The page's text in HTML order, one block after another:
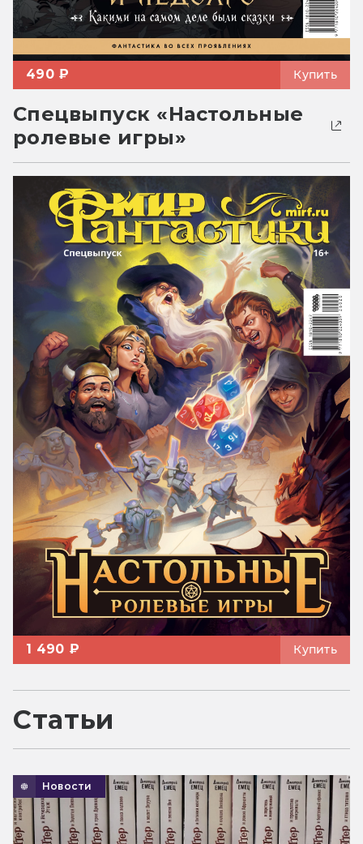
490 ₽ Купить
Спецвыпуск «Настольные
ролевые игры»
1 490 ₽ Купить
Статьи
Новости